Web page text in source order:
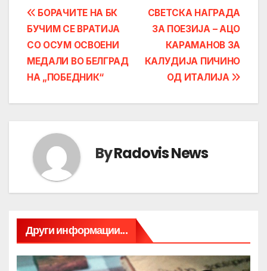
Post
navigation
СВЕТСКА НАГРАДА
ЗА ПОЕЗИЈА – АЦО
КАРАМАНОВ ЗА
КАЛУДИЈА ПИЧИНО
ОД ИТАЛИЈА
БОРАЧИТЕ НА БК
БУЧИМ СЕ ВРАТИЈА
СО ОСУМ ОСВОЕНИ
МЕДАЛИ ВО БЕЛГРАД
НА „ПОБЕДНИК“
ByRadovis News
Други информации...